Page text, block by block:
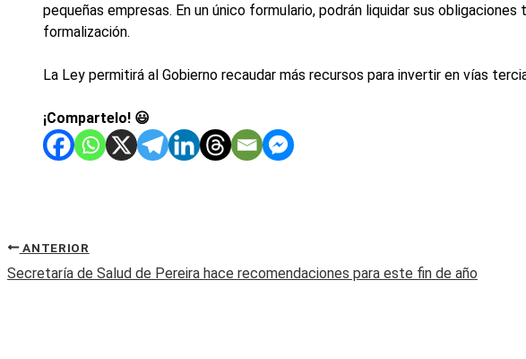
pequeñas empresas. En un único formulario, podrán liquidar sus
formalización.
La Ley permitirá al Gobierno recaudar más recursos para invertir en vías
¡Compartelo! 😃
ANTERIOR
Secretaría de Salud de Pereira hace recomendaciones para este fin de año